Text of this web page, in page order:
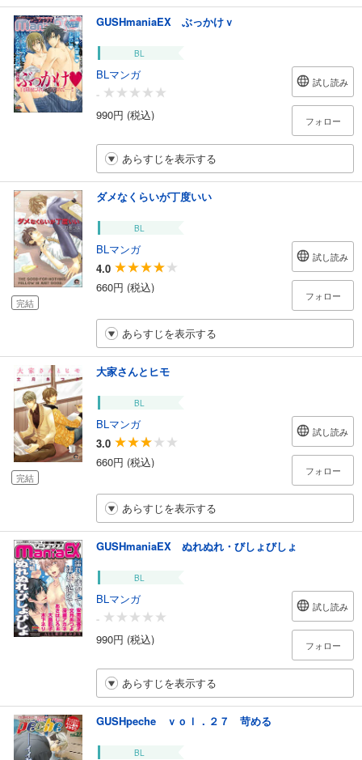
GUSHmaniaEX ぶっかけｖ
BL
BLマンガ
-
990円 (税込)
試し読み
フォロー
あらすじを表示する
完結
ダメなくらいが丁度いい
BL
BLマンガ
4.0
660円 (税込)
試し読み
フォロー
あらすじを表示する
完結
大家さんとヒモ
BL
BLマンガ
3.0
660円 (税込)
試し読み
フォロー
あらすじを表示する
GUSHmaniaEX ぬれぬれ・びしょびしょ
BL
BLマンガ
-
990円 (税込)
試し読み
フォロー
あらすじを表示する
GUSHpeche ｖｏｌ．２７ 苛める
BL